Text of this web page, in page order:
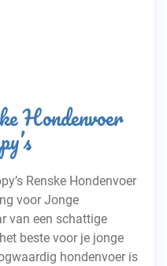
Hondenvoer
Renske Hondenvoer
voor Jonge
van een schattige
beste voor je jonge
hondenvoer is